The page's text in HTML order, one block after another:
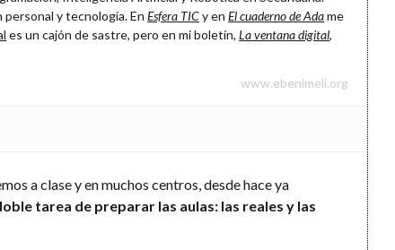
personal y tecnología. EnEsfera TICy enEl cuaderno de Adame
es un cajón de sastre, pero en mi boletín,La ventana digital,
www.ebenimeli.org
a clase y en muchos centros, desde hace ya
tarea de preparar las aulas: las reales y las